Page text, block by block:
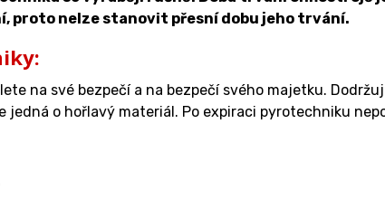
proto nelze stanovit přesní dobu jeho trvání.
na své bezpečí a na bezpečí svého majetku.
jedná o hořlavý materiál. Po expiraci pyrotechniku